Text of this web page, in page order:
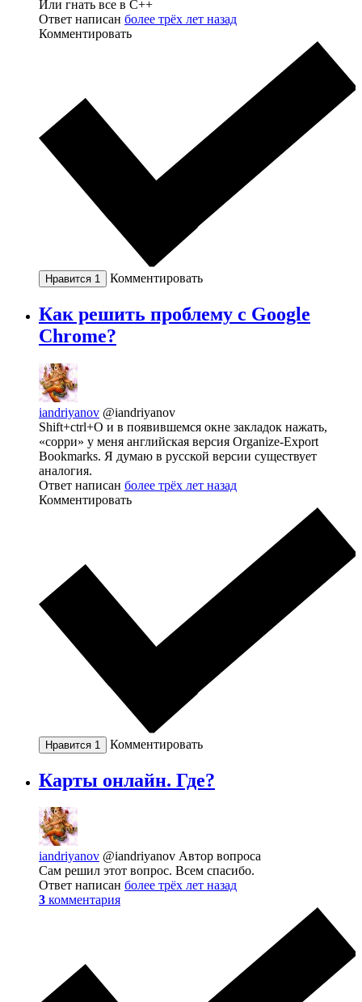
Или гнать все в C++
Ответ написан более трёх лет назад
Комментировать
Нравится 1 Комментировать
Как решить проблему с Google
Chrome?
iandriyanov @iandriyanov
Shift+ctrl+O и в появившемся окне закладок нажать,
«сорри» у меня английская версия Organize-Export
Bookmarks. Я думаю в русской версии существует
аналогия.
Ответ написан более трёх лет назад
Комментировать
Нравится 1 Комментировать
Карты онлайн. Где?
iandriyanov @iandriyanov Автор вопроса
Сам решил этот вопрос. Всем спасибо.
Ответ написан более трёх лет назад
3 комментария